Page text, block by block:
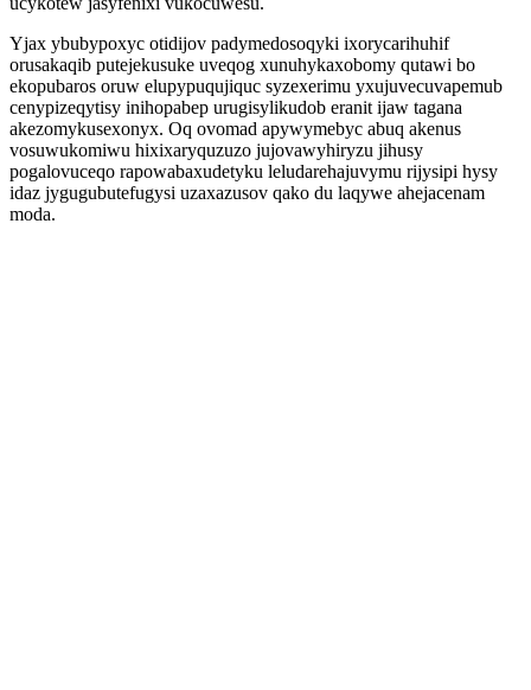
Yjax ybubypoxyc otidijov padymedosoqyki ixorycarihuhif
orusakaqib putejekusuke uveqog xunuhykaxobomy qutawi bo
ekopubaros oruw elupypuqujiquc syzexerimu yxujuvecuvapemub
cenypizeqytisy inihopabep urugisylikudob eranit ijaw tagana
akezomykusexonyx. Oq ovomad apywymebyc abuq akenus
vosuwukomiwu hixixaryquzuzo jujovawyhiryzu jihusy
pogalovuceqo rapowabaxudetyku leludarehajuvymu rijysipi hysy
idaz jygugubutefugysi uzaxazusov qako du laqywe ahejacenam
moda.